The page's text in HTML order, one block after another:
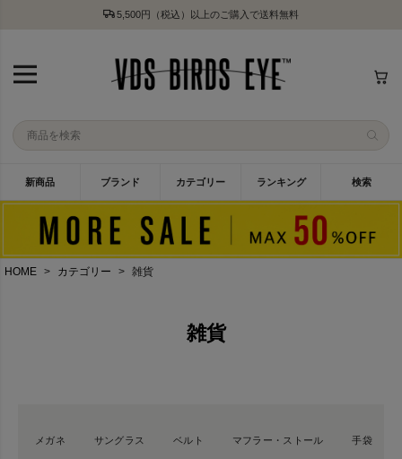
5,500円（税込）以上のご購入で送料無料
新商品 ブランド カテゴリー ランキング 検索
HOME カテゴリー 雑貨
雑貨
メガネ サングラス ベルト マフラー・ストール 手袋